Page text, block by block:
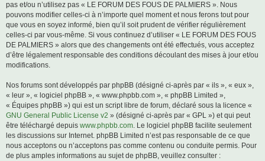
pas et/ou n’utilisez pas « LE FORUM DES FOUS DE PALMIERS ». Nous
pouvons modifier celles-ci à n’importe quel moment et nous ferons tout pour
que vous en soyez informé, bien qu’il soit prudent de vérifier régulièrement
celles-ci par vous-même. Si vous continuez d’utiliser « LE FORUM DES FOUS
DE PALMIERS » alors que des changements ont été effectués, vous acceptez
d’être légalement responsable des conditions découlant des mises à jour et/ou
modifications.
Nos forums sont développés par phpBB (désigné ci-après par « ils », « eux »,
« leur », « logiciel phpBB », « www.phpbb.com », « phpBB Limited »,
« Équipes phpBB ») qui est un script libre de forum, déclaré sous la licence «
GNU General Public License v2 » (désigné ci-après par « GPL ») et qui peut
être téléchargé depuis www.phpbb.com. Le logiciel phpBB facilite seulement
les discussions sur Internet. phpBB Limited n’est pas responsable de ce que
nous acceptons ou n’acceptons pas comme contenu ou conduite permis. Pour
de plus amples informations au sujet de phpBB, veuillez consulter :